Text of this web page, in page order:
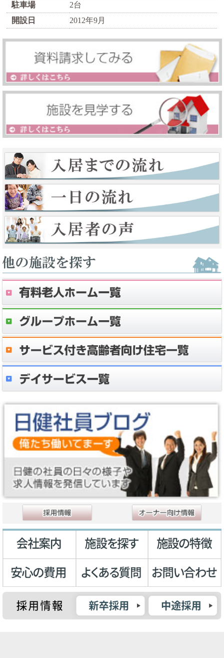
駐車場
2台
開設日
2012年9月